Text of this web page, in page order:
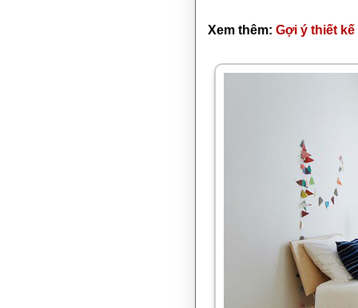
Xem thêm: Gợi ý thiết